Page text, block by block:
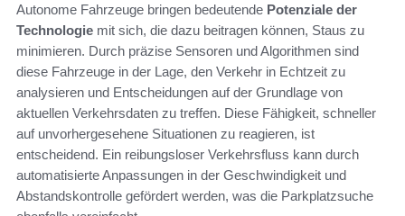
Autonome Fahrzeuge bringen bedeutende Potenziale der
Technologie mit sich, die dazu beitragen können, Staus zu
minimieren. Durch präzise Sensoren und Algorithmen sind
diese Fahrzeuge in der Lage, den Verkehr in Echtzeit zu
analysieren und Entscheidungen auf der Grundlage von
aktuellen Verkehrsdaten zu treffen. Diese Fähigkeit, schneller
auf unvorhergesehene Situationen zu reagieren, ist
entscheidend. Ein reibungsloser Verkehrsfluss kann durch
automatisierte Anpassungen in der Geschwindigkeit und
Abstandskontrolle gefördert werden, was die Parkplatzsuche